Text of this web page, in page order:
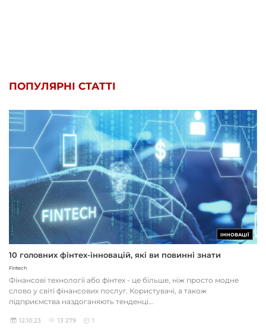
ПОПУЛЯРНІ СТАТТІ
ІННОВАЦІЇ
10 головних фінтех-інновацій, які ви повинні знати
Fintech
Фінансові технології або фінтех - це більше, ніж просто модне
слово у світі фінансових послуг. Користувачі, а також
підприємства наздоганяють тенденці...
12.10.23 13 279 1